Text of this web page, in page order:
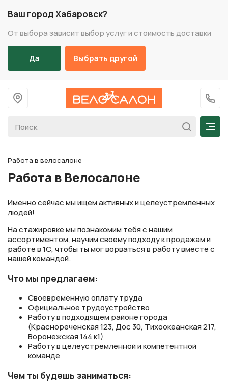
Ваш город Хабаровск?
От выбора зависит выбор услуг и стоимость доставки
Да Выбрать другой
На главную
+7
Работа в велосалоне
Работа в Велосалоне
Именно сейчас мы ищем активных и целеустремленных
людей!
На стажировке мы познакомим тебя с нашим
ассортиментом, научим своему подходу к продажам и
работе в 1С, чтобы ты мог ворваться в работу вместе с
нашей командой.
Что мы предлагаем:
Своевременную оплату труда
Официальное трудоустройство
Работу в подходящем районе города
(Краснореченская 123, Дос 30, Тихоокеанская 217,
Воронежская 144 к1)
Работу в целеустремленной и компетентной
команде
Чем ты будешь заниматься: